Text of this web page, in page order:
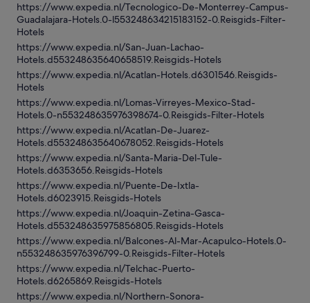
https://www.expedia.nl/Tecnologico-De-Monterrey-Campus-
Guadalajara-Hotels.0-l553248634215183152-0.Reisgids-Filter-
Hotels
https://www.expedia.nl/San-Juan-Lachao-
Hotels.d553248635640658519.Reisgids-Hotels
https://www.expedia.nl/Acatlan-Hotels.d6301546.Reisgids-
Hotels
https://www.expedia.nl/Lomas-Virreyes-Mexico-Stad-
Hotels.0-n553248635976398674-0.Reisgids-Filter-Hotels
https://www.expedia.nl/Acatlan-De-Juarez-
Hotels.d553248635640678052.Reisgids-Hotels
https://www.expedia.nl/Santa-Maria-Del-Tule-
Hotels.d6353656.Reisgids-Hotels
https://www.expedia.nl/Puente-De-Ixtla-
Hotels.d6023915.Reisgids-Hotels
https://www.expedia.nl/Joaquin-Zetina-Gasca-
Hotels.d553248635975856805.Reisgids-Hotels
https://www.expedia.nl/Balcones-Al-Mar-Acapulco-Hotels.0-
n553248635976396799-0.Reisgids-Filter-Hotels
https://www.expedia.nl/Telchac-Puerto-
Hotels.d6265869.Reisgids-Hotels
https://www.expedia.nl/Northern-Sonora-